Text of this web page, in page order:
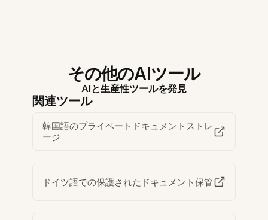
その他のAIツール
AIと生産性ツールを発見
関連ツール
韓国語のプライベートドキュメントストレ
ージ
ドイツ語での保護されたドキュメント保管